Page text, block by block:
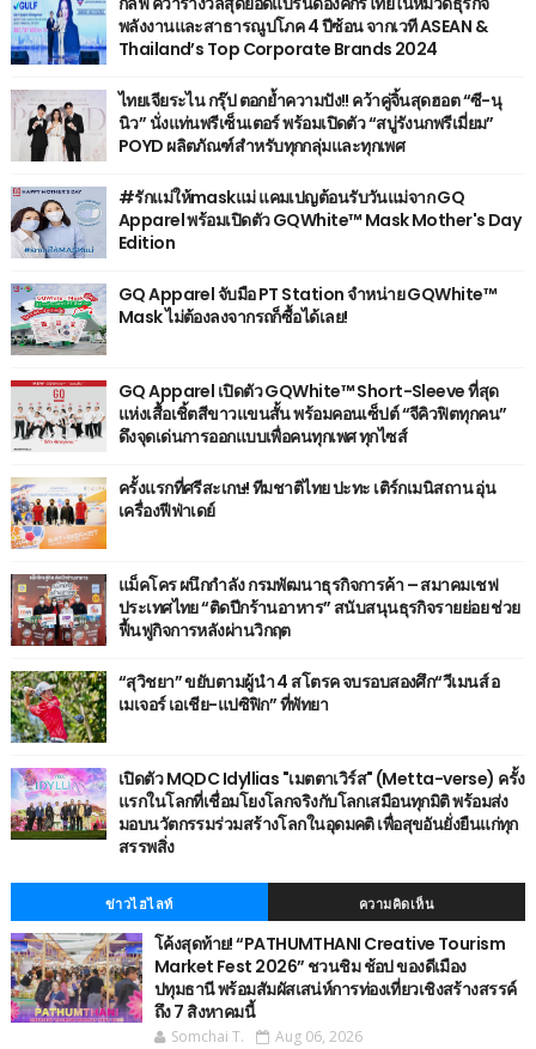
พลังงานและสาธารณูปโภค 4 ปีซ้อน จากเวที ASEAN &
Thailand’s Top Corporate Brands 2024
ไทยเจียระไน กรุ๊ป ตอกย้ำความปัง!! คว้าคู่จิ้นสุดฮอต “ซี-นุ
นิว” นั่งแท่นพรีเซ็นเตอร์ พร้อมเปิดตัว “สบู่รังนกพรีเมี่ยม”
POYD ผลิตภัณฑ์สำหรับทุกกลุ่มและทุกเพศ
#รักแม่ให้maskแม่ แคมเปญต้อนรับวันแม่จาก GQ
Apparel พร้อมเปิดตัว GQWhite™ Mask Mother's Day
Edition
GQ Apparel จับมือ PT Station จำหน่าย GQWhite™
Mask ไม่ต้องลงจากรถก็ซื้อได้เลย!
GQ Apparel เปิดตัว GQWhite™ Short-Sleeve ที่สุด
แห่งเสื้อเชิ้ตสีขาวแขนสั้น พร้อมคอนเซ็ปต์ “จีคิวฟิตทุกคน”
ดึงจุดเด่นการออกแบบเพื่อคนทุกเพศ ทุกไซส์
ครั้งแรกที่ศรีสะเกษ! ทีมชาติไทย ปะทะ เติร์กเมนิสถาน อุ่น
เครื่องฟีฟ่าเดย์
แม็คโคร ผนึกกำลัง กรมพัฒนาธุรกิจการค้า – สมาคมเชฟ
ประเทศไทย “ติดปีกร้านอาหาร” สนับสนุนธุรกิจรายย่อย ช่วย
ฟื้นฟูกิจการหลังผ่านวิกฤต
“สุวิชยา” ขยับตามผู้นำ 4 สโตรค จบรอบสองศึก“วีเมนส์ อ
เมเจอร์ เอเชีย-แปซิฟิก” ที่พัทยา
เปิดตัว MQDC Idyllias "เมตตาเวิร์ส" (Metta-verse) ครั้ง
แรกในโลกที่เชื่อมโยงโลกจริงกับโลกเสมือนทุกมิติ พร้อมส่ง
มอบนวัตกรรมร่วมสร้างโลกในอุดมคติ เพื่อสุขอันยั่งยืนแก่ทุก
สรรพสิ่ง
ข่าวไฮไลท์ ความคิดเห็น
โค้งสุดท้าย! “PATHUMTHANI Creative Tourism
Market Fest 2026” ชวนชิม ช้อป ของดีเมือง
ปทุมธานี พร้อมสัมผัสเสน่ห์การท่องเที่ยวเชิงสร้างสรรค์
ถึง 7 สิงหาคมนี้
Somchai T. Aug 06, 2026